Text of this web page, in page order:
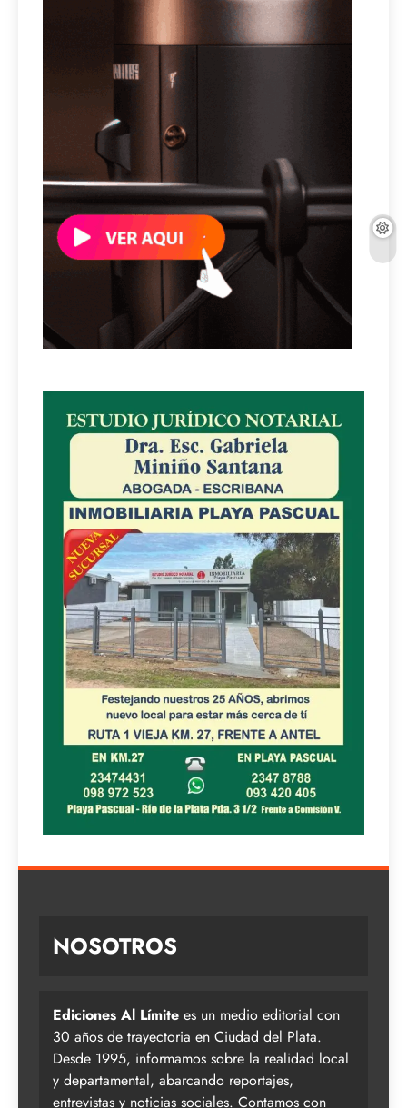
NOSOTROS
Ediciones Al Límite es un medio editorial con
30 años de trayectoria en Ciudad del Plata.
Desde 1995, informamos sobre la realidad local
y departamental, abarcando reportajes,
entrevistas y noticias sociales. Contamos con